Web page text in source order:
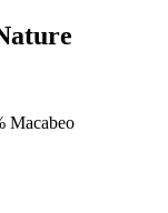
Macabeo